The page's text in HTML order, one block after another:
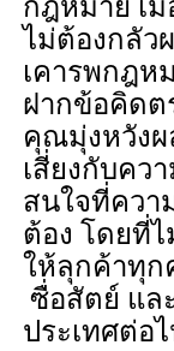
ไม่ต้องกลัว
เคารพกฎห
ฝากข้อคิดต
คุณมุ่งหวังผ
เสี่ยงกับคว
สนใจที่ควา
ต้อง โดยที่
ให้ลุกค้าทุก
ซื่อสัตย์ แล
ประเทศต่อ